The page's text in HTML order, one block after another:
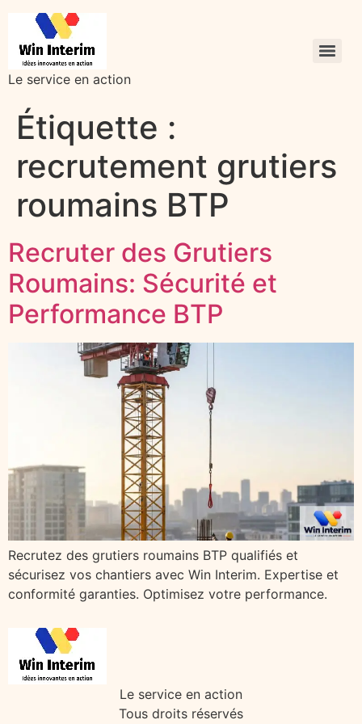
Le service en action
Étiquette :
recrutement grutiers
roumains BTP
Recruter des Grutiers
Roumains: Sécurité et
Performance BTP
Recrutez des grutiers roumains BTP qualifiés et
sécurisez vos chantiers avec Win Interim. Expertise et
conformité garanties. Optimisez votre performance.
Le service en action
Tous droits réservés